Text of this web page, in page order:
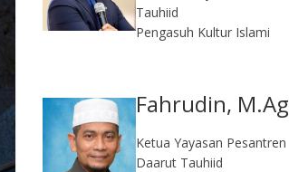
Tauhiid
Pengasuh Kultur Islami
Fahrudin, M.Ag​
Ketua Yayasan Pesantren
Daarut Tauhiid